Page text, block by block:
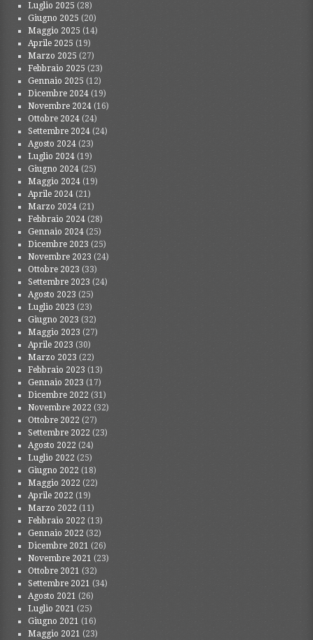
Luglio 2025 (28)
Giugno 2025 (20)
Maggio 2025 (14)
Aprile 2025 (19)
Marzo 2025 (27)
Febbraio 2025 (23)
Gennaio 2025 (12)
Dicembre 2024 (19)
Novembre 2024 (16)
Ottobre 2024 (24)
Settembre 2024 (24)
Agosto 2024 (23)
Luglio 2024 (19)
Giugno 2024 (25)
Maggio 2024 (19)
Aprile 2024 (21)
Marzo 2024 (21)
Febbraio 2024 (28)
Gennaio 2024 (25)
Dicembre 2023 (25)
Novembre 2023 (24)
Ottobre 2023 (33)
Settembre 2023 (24)
Agosto 2023 (25)
Luglio 2023 (23)
Giugno 2023 (32)
Maggio 2023 (27)
Aprile 2023 (30)
Marzo 2023 (22)
Febbraio 2023 (13)
Gennaio 2023 (17)
Dicembre 2022 (31)
Novembre 2022 (32)
Ottobre 2022 (27)
Settembre 2022 (23)
Agosto 2022 (24)
Luglio 2022 (25)
Giugno 2022 (18)
Maggio 2022 (22)
Aprile 2022 (19)
Marzo 2022 (11)
Febbraio 2022 (13)
Gennaio 2022 (32)
Dicembre 2021 (26)
Novembre 2021 (23)
Ottobre 2021 (32)
Settembre 2021 (34)
Agosto 2021 (26)
Luglio 2021 (25)
Giugno 2021 (16)
Maggio 2021 (23)